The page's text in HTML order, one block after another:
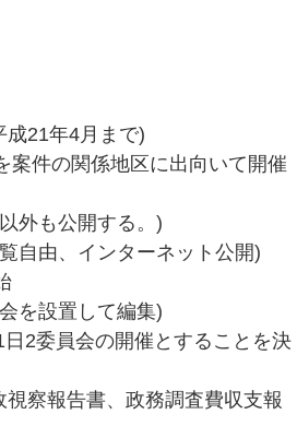
成21年4月まで)
案件の関係地区に出向いて開催
外も公開する。)
自由、インターネット公開)
を設置して編集)
2委員会の開催とすることを決
察報告書、政務調査費収支報